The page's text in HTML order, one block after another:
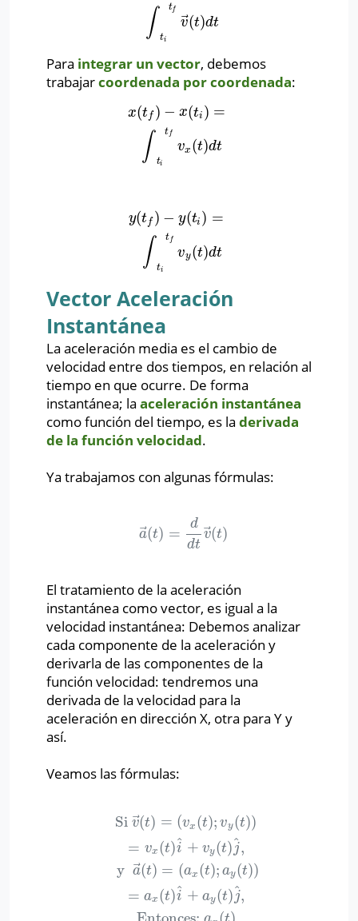
∫ tf
ti
v⃗
(t)dt
Para integrar un vector, debemos
trabajarcoordenada por coordenada:
x(tf ) − x(ti ) =
∫ t f
ti
vx (t)dt
x(tf)−x( ti)=∫titfvx (t)d
y(tf ) − y(ti ) =
∫ t f
ti
vy(t)dt
y(tf)−y( ti)=∫titfvy (t)d
Vector Aceleración
Instantánea
La aceleración media es el cambio de
velocidad entre dos tiempos, en relación al
tiempo en que ocurre. De forma
instantánea; la aceleración instantánea
como función del tiempo, es la derivada
de la función velocidad.
Ya trabajamos con algunas fórmulas:
a⃗
(t) =
d
dt
v⃗
(t)
a→(t =d dtv→(t)
El tratamiento de la aceleración
instantánea como vector, es igual a la
velocidad instantánea: Debemos analizar
cada componente de la aceleración y
derivarla de las componentes de la
función velocidad: tendremos una
derivada de la velocidad para la
aceleración en dirección X, otra para Y y
así.
Veamos las fórmulas:
Siv⃗
(t) = (vx (t); vy(t))
= vx (t)i
^ + vy(t) j
^,
y a⃗(t) = (ax (t); ay(t))
= ax (t)i
^ + ay(t) j
^,
Entonces:
( )
v→ (t)=(vx(t ;vy (t))=vx (t)